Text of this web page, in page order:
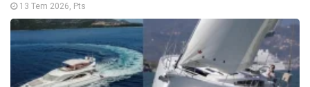
13 Tem 2026, Pts